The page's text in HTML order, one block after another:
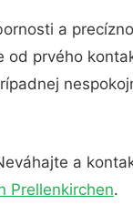
a
prvého
a
Prellenkirchen.